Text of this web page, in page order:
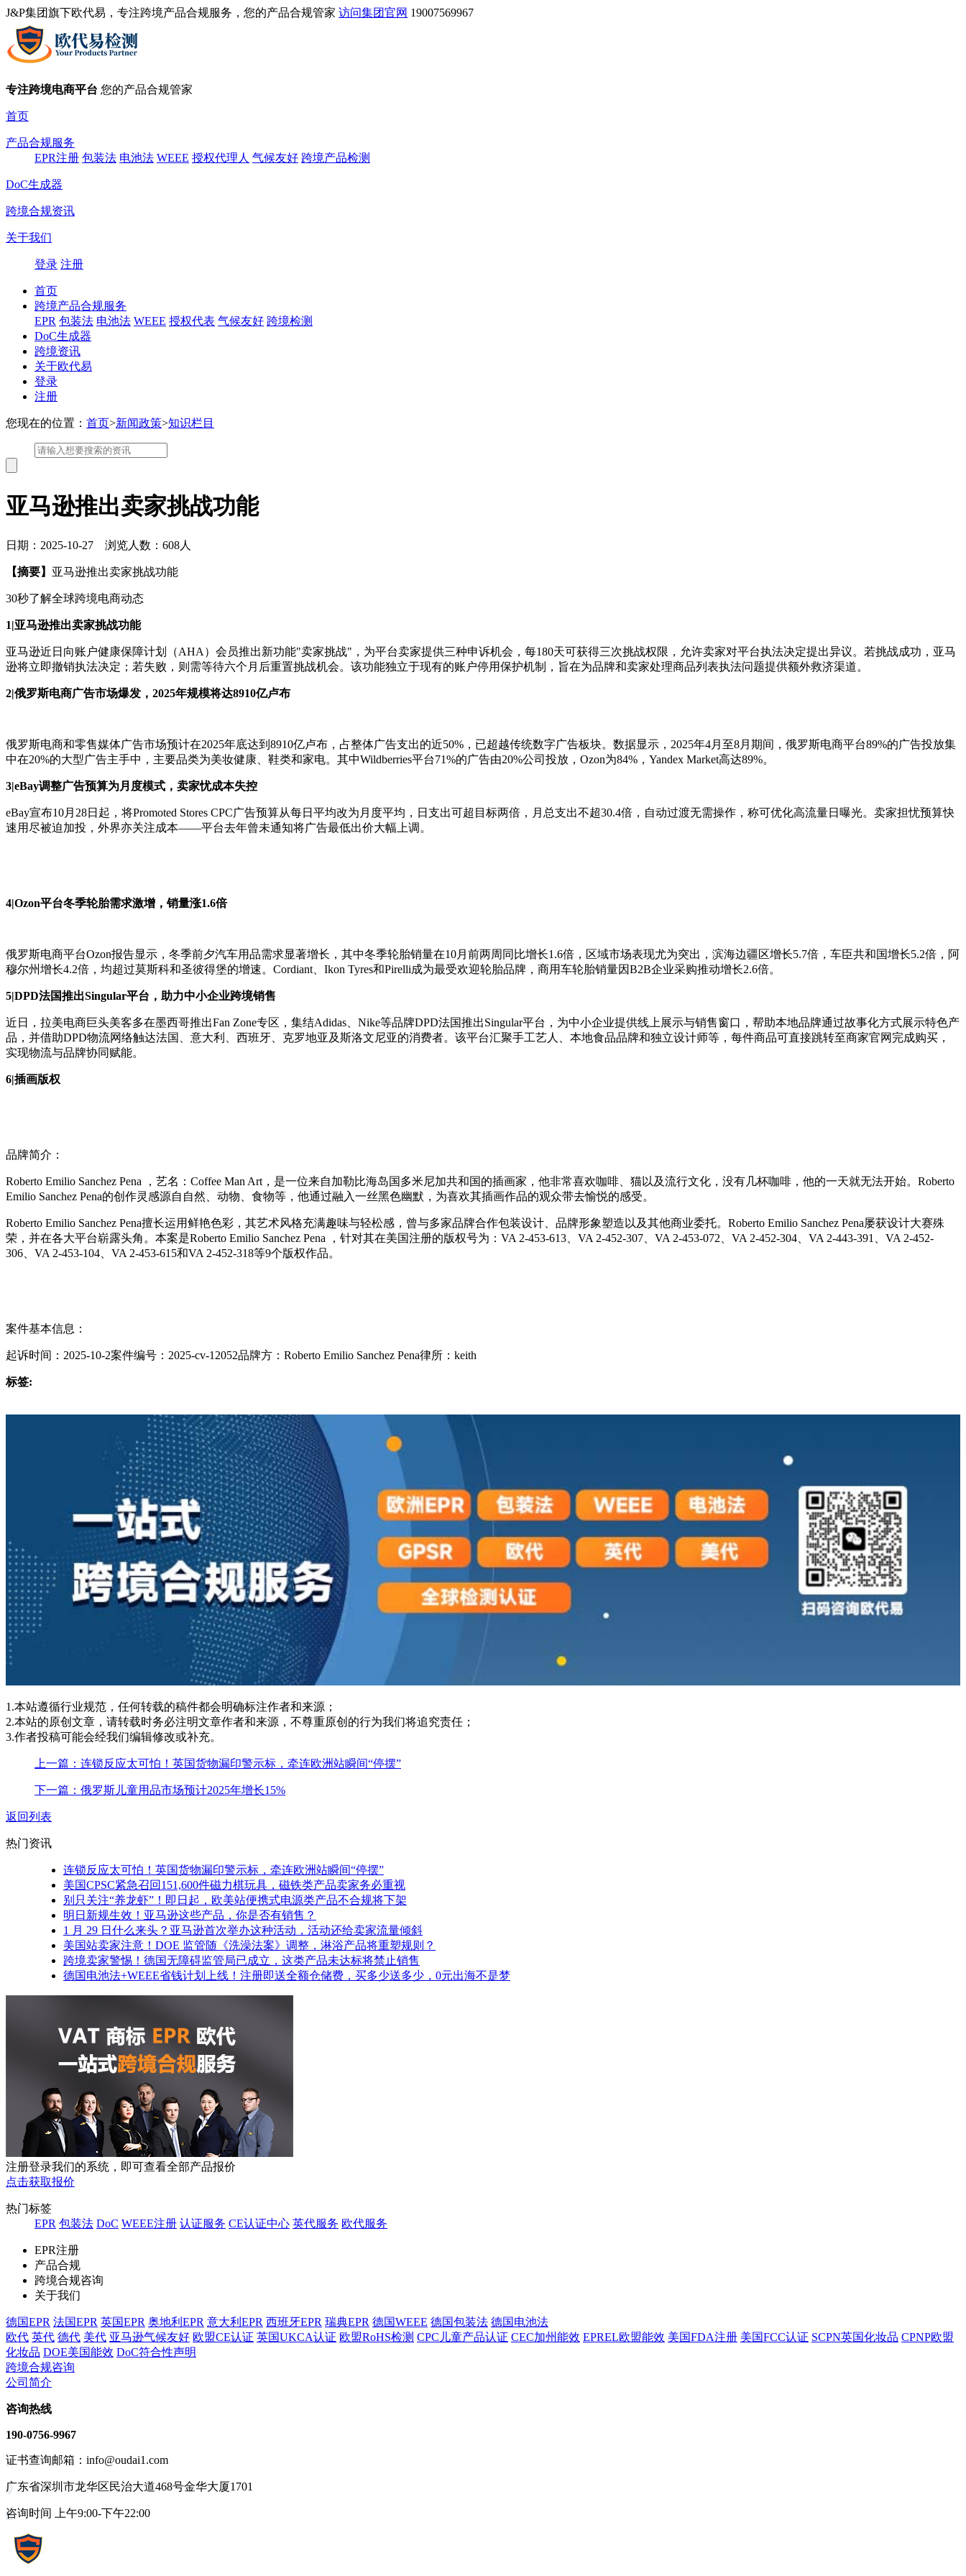
J&P集团旗下欧代易，专注跨境产品合规服务，您的产品合规管家 访问集团官网 19007569967
专注跨境电商平台 您的产品合规管家
首页
产品合规服务
EPR注册 包装法 电池法 WEEE 授权代理人 气候友好 跨境产品检测
DoC生成器
跨境合规资讯
关于我们
登录 注册
首页
跨境产品合规服务
EPR 包装法 电池法 WEEE 授权代表 气候友好 跨境检测
DoC生成器
跨境资讯
关于欧代易
登录
注册
您现在的位置： 首页>新闻政策>知识栏目
亚马逊推出卖家挑战功能
日期：2025-10-27 浏览人数：608人
【摘要】 亚马逊推出卖家挑战功能
30秒了解全球跨境电商动态
1|亚马逊推出卖家挑战功能
亚马逊近日向账户健康保障计划（AHA）会员推出新功能"卖家挑战"，为平台卖家提供三种申诉机会，每180天可获得三次挑战权限，允许卖家对平台执法决定提出异议。若挑战成功，亚马
逊将立即撤销执法决定；若失败，则需等待六个月后重置挑战机会。该功能独立于现有的账户停用保护机制，旨在为品牌和卖家处理商品列表执法问题提供额外救济渠道。
2|俄罗斯电商广告市场爆发，2025年规模将达8910亿卢布
俄罗斯电商和零售媒体广告市场预计在2025年底达到8910亿卢布，占整体广告支出的近50%，已超越传统数字广告板块。数据显示，2025年4月至8月期间，俄罗斯电商平台89%的广告投放集
中在20%的大型广告主手中，主要品类为美妆健康、鞋类和家电。其中Wildberries平台71%的广告由20%公司投放，Ozon为84%，Yandex Market高达89%。
3|eBay调整广告预算为月度模式，卖家忧成本失控
eBay宣布10月28日起，将Promoted Stores CPC广告预算从每日平均改为月度平均，日支出可超目标两倍，月总支出不超30.4倍，自动过渡无需操作，称可优化高流量日曝光。卖家担忧预算快
速用尽被迫加投，外界亦关注成本——平台去年曾未通知将广告最低出价大幅上调。
4|Ozon平台冬季轮胎需求激增，销量涨1.6倍
俄罗斯电商平台Ozon报告显示，冬季前夕汽车用品需求显著增长，其中冬季轮胎销量在10月前两周同比增长1.6倍，区域市场表现尤为突出，滨海边疆区增长5.7倍，车臣共和国增长5.2倍，阿
穆尔州增长4.2倍，均超过莫斯科和圣彼得堡的增速。Cordiant、Ikon Tyres和Pirelli成为最受欢迎轮胎品牌，商用车轮胎销量因B2B企业采购推动增长2.6倍。
5|DPD法国推出Singular平台，助力中小企业跨境销售
近日，拉美电商巨头美客多在墨西哥推出Fan Zone专区，集结Adidas、Nike等品牌DPD法国推出Singular平台，为中小企业提供线上展示与销售窗口，帮助本地品牌通过故事化方式展示特色产
品，并借助DPD物流网络触达法国、意大利、西班牙、克罗地亚及斯洛文尼亚的消费者。该平台汇聚手工艺人、本地食品品牌和独立设计师等，每件商品可直接跳转至商家官网完成购买，
实现物流与品牌协同赋能。
6|插画版权
品牌简介：
Roberto Emilio Sanchez Pena ，艺名：Coffee Man Art，是一位来自加勒比海岛国多米尼加共和国的插画家，他非常喜欢咖啡、猫以及流行文化，没有几杯咖啡，他的一天就无法开始。Roberto
Emilio Sanchez Pena的创作灵感源自自然、动物、食物等，他通过融入一丝黑色幽默，为喜欢其插画作品的观众带去愉悦的感受。
Roberto Emilio Sanchez Pena擅长运用鲜艳色彩，其艺术风格充满趣味与轻松感，曾与多家品牌合作包装设计、品牌形象塑造以及其他商业委托。Roberto Emilio Sanchez Pena屡获设计大赛殊
荣，并在各大平台崭露头角。本案是Roberto Emilio Sanchez Pena ，针对其在美国注册的版权号为：VA 2-453-613、VA 2-452-307、VA 2-453-072、VA 2-452-304、VA 2-443-391、VA 2-452-
306、VA 2-453-104、VA 2-453-615和VA 2-452-318等9个版权作品。
案件基本信息：
起诉时间：2025-10-2案件编号：2025-cv-12052品牌方：Roberto Emilio Sanchez Pena律所：keith
标签:
1.本站遵循行业规范，任何转载的稿件都会明确标注作者和来源；
2.本站的原创文章，请转载时务必注明文章作者和来源，不尊重原创的行为我们将追究责任；
3.作者投稿可能会经我们编辑修改或补充。
上一篇：连锁反应太可怕！英国货物漏印警示标，牵连欧洲站瞬间“停摆”
下一篇：俄罗斯儿童用品市场预计2025年增长15%
返回列表
热门资讯
连锁反应太可怕！英国货物漏印警示标，牵连欧洲站瞬间“停摆”
美国CPSC紧急召回151,600件磁力棋玩具，磁铁类产品卖家务必重视
别只关注“养龙虾”！即日起，欧美站便携式电源类产品不合规将下架
明日新规生效！亚马逊这些产品，你是否有销售？
1 月 29 日什么来头？亚马逊首次举办这种活动，活动还给卖家流量倾斜
美国站卖家注意！DOE 监管随《洗澡法案》调整，淋浴产品将重塑规则？
跨境卖家警惕！德国无障碍监管局已成立，这类产品未达标将禁止销售
德国电池法+WEEE省钱计划上线！注册即送全额仓储费，买多少送多少，0元出海不是梦
注册登录我们的系统，即可查看全部产品报价
点击获取报价
热门标签
EPR 包装法 DoC WEEE注册 认证服务 CE认证中心 英代服务 欧代服务
EPR注册
产品合规
跨境合规咨询
关于我们
德国EPR 法国EPR 英国EPR 奥地利EPR 意大利EPR 西班牙EPR 瑞典EPR 德国WEEE 德国包装法 德国电池法
欧代 英代 德代 美代 亚马逊气候友好 欧盟CE认证 英国UKCA认证 欧盟RoHS检测 CPC儿童产品认证 CEC加州能效 EPREL欧盟能效 美国FDA注册 美国FCC认证 SCPN英国化妆品 CPNP欧盟
化妆品 DOE美国能效 DoC符合性声明
跨境合规咨询
公司简介
咨询热线
190-0756-9967
证书查询邮箱：info@oudai1.com
广东省深圳市龙华区民治大道468号金华大厦1701
咨询时间 上午9:00-下午22:00